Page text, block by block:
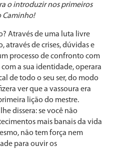
o introduzir nos primeiros
Caminho!
Através de uma luta livre
através de crises, dúvidas e
processo de confronto com
a sua identidade, operara
de todo o seu ser, do modo
ver que a vassoura era
lição do mestre.
dissera: se você não
mais banais da vida
não tem força nem
para ouvir os